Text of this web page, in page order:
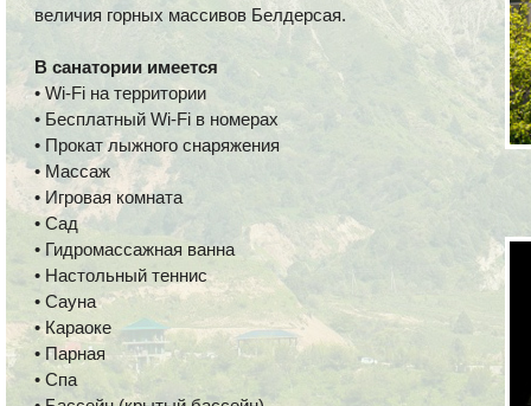
величия горных массивов Белдерсая.
В санатории имеется
• Wi-Fi на территории
• Бесплатный Wi-Fi в номерах
• Прокат лыжного снаряжения
• Массаж
• Игровая комната
• Сад
• Гидромассажная ванна
• Настольный теннис
• Сауна
• Караоке
• Парная
• Спа